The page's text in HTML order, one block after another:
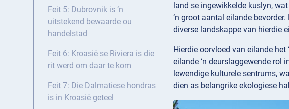
Feit 5: Dubrovnik is ‘n
uitstekend bewaarde ou
handelstad
Feit 6: Kroasië se Riviera is die
rit werd om daar te kom
Feit 7: Die Dalmatiese hondras
is in Kroasië geteel
land se ingewikkelde kuslyn,
‘n groot aantal eilande
diverse landskappe van hierdie
Hierdie oorvloed van eilande
eilande ‘n deurslaggewende rol
lewendige kulturele sentrums,
dien as belangrike ekologiese